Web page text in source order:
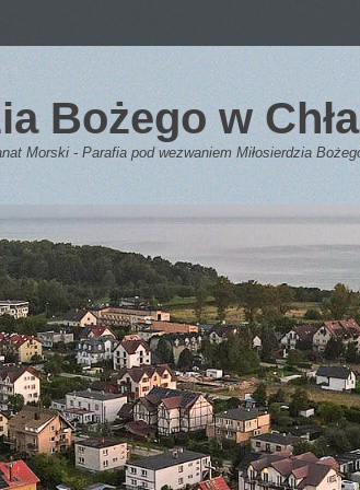
Bożego w
Morski - Parafia pod wezwaniem Miłosierdzia